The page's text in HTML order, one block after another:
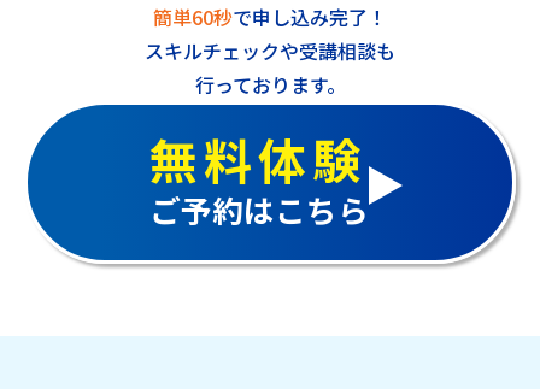
簡単60秒で申し込み完了！
スキルチェックや受講相談も
行っております。
無料体験
ご予約はこちら